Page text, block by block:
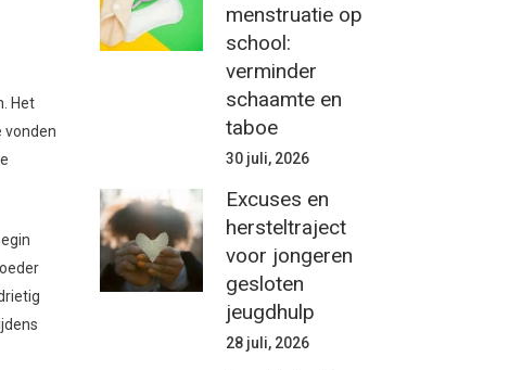
Het
vonden
menstruatie op
school:
verminder
schaamte en
taboe
30 juli, 2026
Excuses en
hersteltraject
voor jongeren
gesloten
jeugdhulp
28 juli, 2026